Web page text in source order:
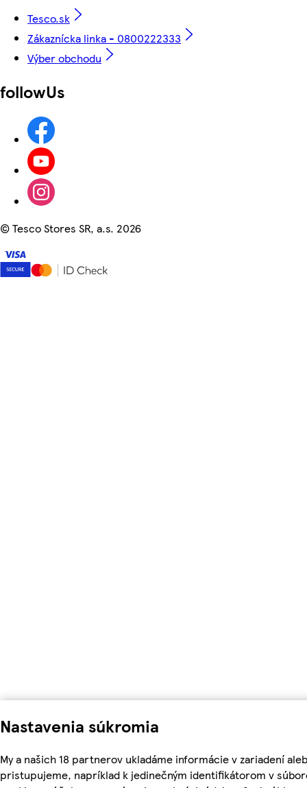
Nastavenia súkromia
My a našich 18 partnerov ukladáme informácie v zariadení
pristupujeme, napríklad k jedinečným identifikátorom v
Tesco.sk
Zákaznícka linka - 0800222333
Výber obchodu
followUs
©Tesco Stores SR, a.s. 2026